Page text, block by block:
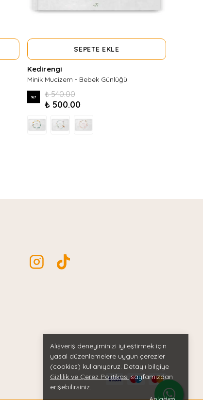
Alışveriş deneyiminizi iyileştirmek için
yasal düzenlemelere uygun çerezler
(cookies) kullanıyoruz. Detaylı bilgiye
Gizlilik ve Çerez Politikası sayfamızdan
erişebilirsiniz.
SEPETE EKLE
Kedirengi
Minik Mucizem - Bebek Günlüğü
%7 ₺ 540.00
₺ 500.00